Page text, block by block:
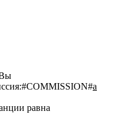
#COMMISSION#a
равна